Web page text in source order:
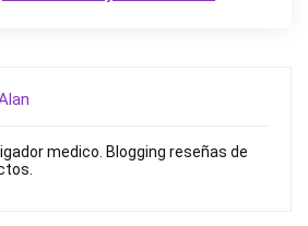
medico. Blogging reseñas de